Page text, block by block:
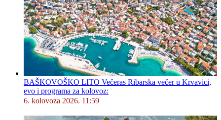
BAŠKOVOŠKO LITO Večeras Ribarska večer u Krvavici,
evo i programa za kolovoz:
6. kolovoza 2026. 11:59